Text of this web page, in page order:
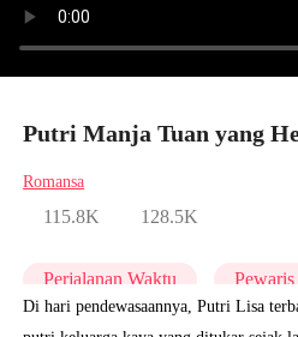
Putri Manja Tuan yang
Romansa
115.8K 128.5K
Perjalanan Waktu
Di hari pendewasaannya, Putri Lisa